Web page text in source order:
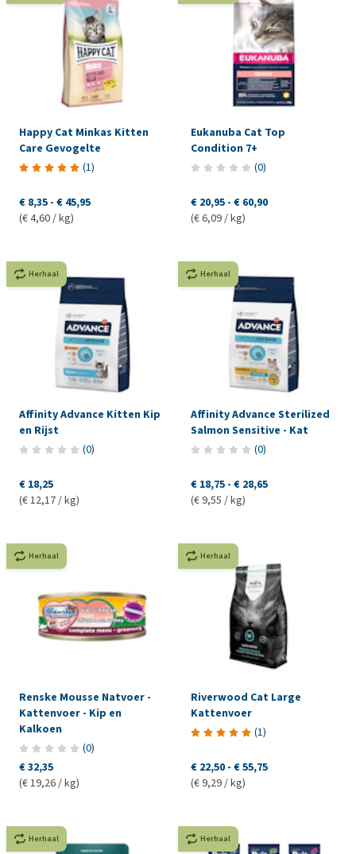
Happy Cat Minkas Kitten
Care Gevogelte
(1)
€ 8,35 - € 45,95
(€ 4,60 / kg)
Eukanuba Cat Top
Condition 7+
(0)
€ 20,95 - € 60,90
(€ 6,09 / kg)
Herhaal
Affinity Advance Kitten Kip
en Rijst
(0)
€ 18,25
(€ 12,17 / kg)
Herhaal
Affinity Advance Sterilized
Salmon Sensitive - Kat
(0)
€ 18,75 - € 28,65
(€ 9,55 / kg)
Herhaal
Renske Mousse Natvoer -
Kattenvoer - Kip en
Kalkoen
(0)
€ 32,35
(€ 19,26 / kg)
Herhaal
Riverwood Cat Large
Kattenvoer
(1)
€ 22,50 - € 55,75
(€ 9,29 / kg)
Herhaal Herhaal